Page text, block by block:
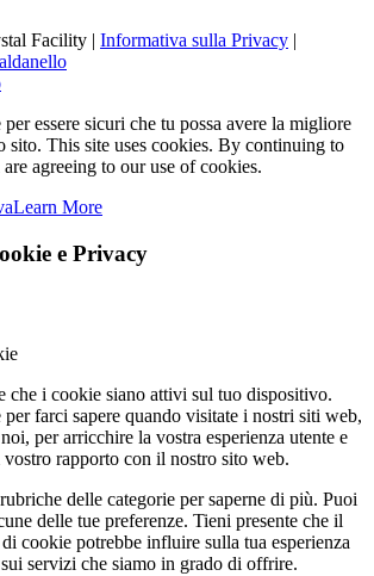
Facility | Informativa sulla Privacy |
essere sicuri che tu possa avere la migliore
sito. This site uses cookies. By continuing to
agreeing to our use of cookies.
Learn More
e Privacy
che i cookie siano attivi sul tuo dispositivo.
farci sapere quando visitate i nostri siti web,
per arricchire la vostra esperienza utente e
rapporto con il nostro sito web.
delle categorie per saperne di più. Puoi
delle tue preferenze. Tieni presente che il
cookie potrebbe influire sulla tua esperienza
servizi che siamo in grado di offrire.